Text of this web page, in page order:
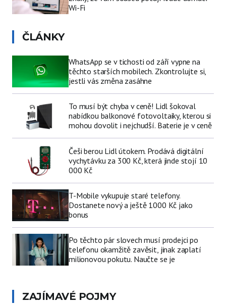
Wi-Fi
ČLÁNKY
WhatsApp se v tichosti od září vypne na
těchto starších mobilech. Zkontrolujte si,
jestli vás změna zasáhne
To musí být chyba v ceně! Lidl šokoval
nabídkou balkonové fotovoltaiky, kterou si
mohou dovolit i nejchudší. Baterie je v ceně
Češi berou Lidl útokem. Prodává digitální
vychytávku za 300 Kč, která jinde stojí 10
000 Kč
T-Mobile vykupuje staré telefony.
Dostanete nový a ještě 1000 Kč jako
bonus
Po těchto pár slovech musí prodejci po
telefonu okamžitě zavěsit, jinak zaplatí
milionovou pokutu. Naučte se je
ZAJÍMAVÉ POJMY